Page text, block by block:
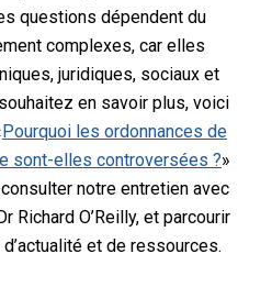
questions dépendent du
complexes, car elles
juridiques, sociaux et
en savoir plus, voici
Pourquoi les ordonnances de
sont-elles controversées ?»
notre entretien avec
Richard O’Reilly, et parcourir
et de ressources.